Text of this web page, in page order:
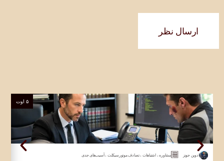
ارسال نظر
۵ اوت
ادوین جونز مشاوره،اشتباهات ،تصادف موتورسیکلت ،آسیب‌های جدی